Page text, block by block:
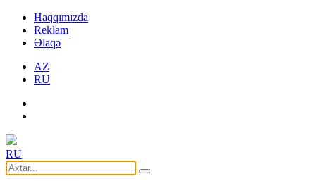
Haqqımızda
Reklam
Əlaqə
AZ
RU
RU